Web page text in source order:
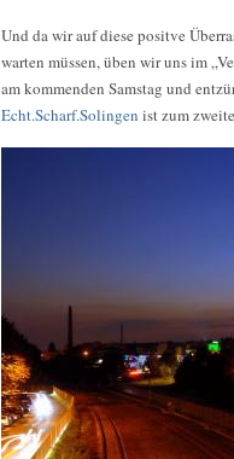
Und da wir auf diese positve
warten müssen, üben wir uns im
am kommenden Samstag und
Echt.Scharf.Solingen ist zum